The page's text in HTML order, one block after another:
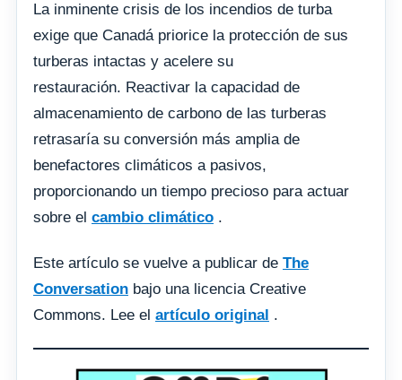
La inminente crisis de los incendios de turba
exige que Canadá priorice la protección de sus
turberas intactas y acelere su
restauración. Reactivar la capacidad de
almacenamiento de carbono de las turberas
retrasaría su conversión más amplia de
benefactores climáticos a pasivos,
proporcionando un tiempo precioso para actuar
sobre el cambio climático .
Este artículo se vuelve a publicar de The
Conversation bajo una licencia Creative
Commons. Lee el artículo original .